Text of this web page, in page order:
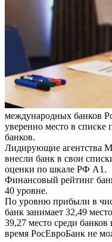
международных банков
уверенно место в списке
банков.
Лидирующие агентства
внесли банк в свои
оценки по шкале РФ A1.
Финансовый рейтинг
40 уровне.
По уровню прибыли в
банк занимает 32,49
39,27 место среди
время РосЕвроБанк не